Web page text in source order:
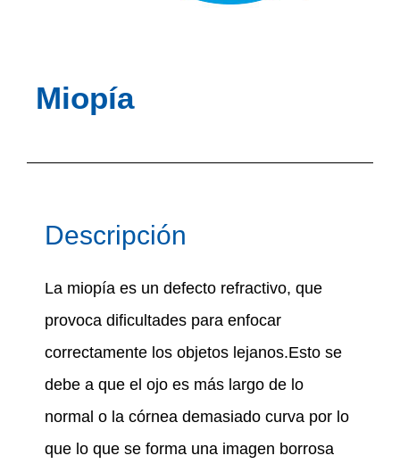
Miopía
Descripción
La miopía es un defecto refractivo, que
provoca dificultades para enfocar
correctamente los objetos lejanos.Esto se
debe a que el ojo es más largo de lo
normal o la córnea demasiado curva por lo
que lo que se forma una imagen borrosa